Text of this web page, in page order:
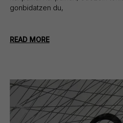
gonbidatzen du,
READ MORE